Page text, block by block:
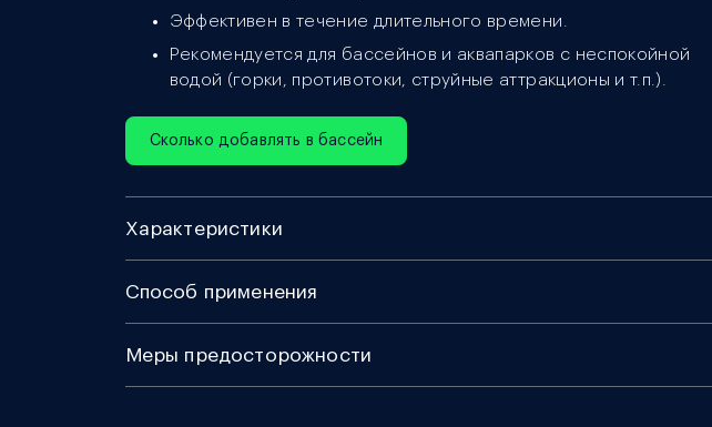
Эффективен в течение длительного времени.
Рекомендуется для бассейнов и аквапарков с неспокойной
водой (горки, противотоки, струйные аттракционы и т.п.).
Сколько добавлять в бассейн
Характеристики
Способ применения
Меры предосторожности